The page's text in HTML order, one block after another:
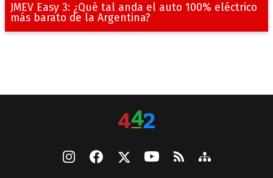
JMEV Easy 3: ¿Qué tal anda el auto 100% eléctrico
más barato de la Argentina?